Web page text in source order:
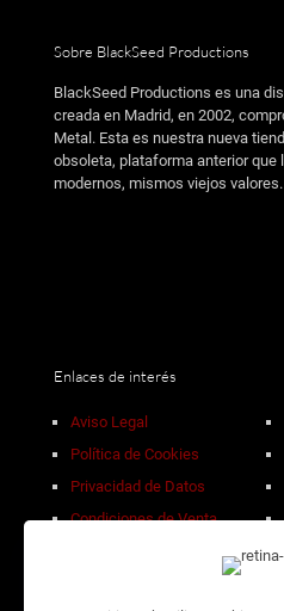
Sobre BlackSeed Productions
BlackSeed Productions es una
creada en Madrid, en 2002,
Metal. Esta es nuestra nueva
obsoleta, plataforma anterior que
modernos, mismos viejos valores.
Enlaces de interés
Aviso Legal
Política de Cookies
Privacidad de Datos
Condiciones de Venta